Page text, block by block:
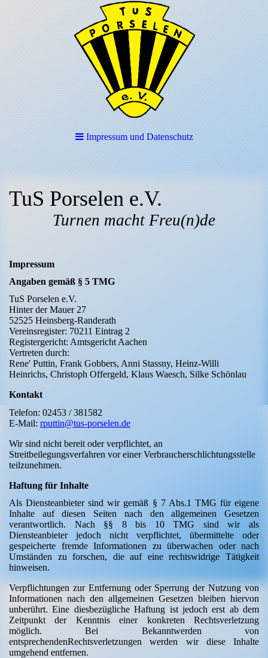
Impressum und Datenschutz
TuS Porselen e.V.
Turnen macht Freu(n)de
Impressum
Angaben gemäß § 5 TMG
TuS Porselen e.V.
Hinter der Mauer 27
52525 Heinsberg-Randerath
Vereinsregister: 70211 Eintrag 2
Registergericht: Amtsgericht Aachen
Vertreten durch:
Rene' Puttin, Frank Gobbers, Anni Stassny, Heinz-Willi
Heinrichs, Christoph Offergeld, Klaus Waesch, Silke Schönlau
Kontakt
Telefon: 02453 / 381582
E-Mail: rputtin@tus-porselen.de
Wir sind nicht bereit oder verpflichtet, an
Streitbeilegungsverfahren vor einer Verbraucherschlichtungsstelle
teilzunehmen.
Haftung für Inhalte
Als Diensteanbieter sind wir gemäß § 7 Abs.1 TMG für eigene
Inhalte auf diesen Seiten nach den allgemeinen Gesetzen
verantwortlich. Nach §§ 8 bis 10 TMG sind wir als
Diensteanbieter jedoch nicht verpflichtet, übermittelte oder
gespeicherte fremde Informationen zu überwachen oder nach
Umständen zu forschen, die auf eine rechtswidrige Tätigkeit
hinweisen.
Verpflichtungen zur Entfernung oder Sperrung der Nutzung von
Informationen nach den allgemeinen Gesetzen bleiben hiervon
unberührt. Eine diesbezügliche Haftung ist jedoch erst ab dem
Zeitpunkt der Kenntnis einer konkreten Rechtsverletzung
möglich. Bei Bekanntwerden von
entsprechendenRechtsverletzungen werden wir diese Inhalte
umgehend entfernen.